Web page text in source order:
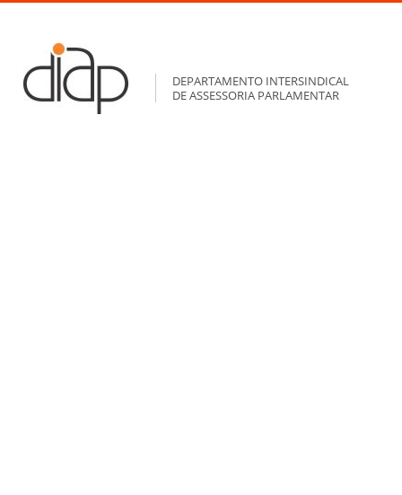
DEPARTAMENTO INTERSINDICAL
DE ASSESSORIA PARLAMENTAR